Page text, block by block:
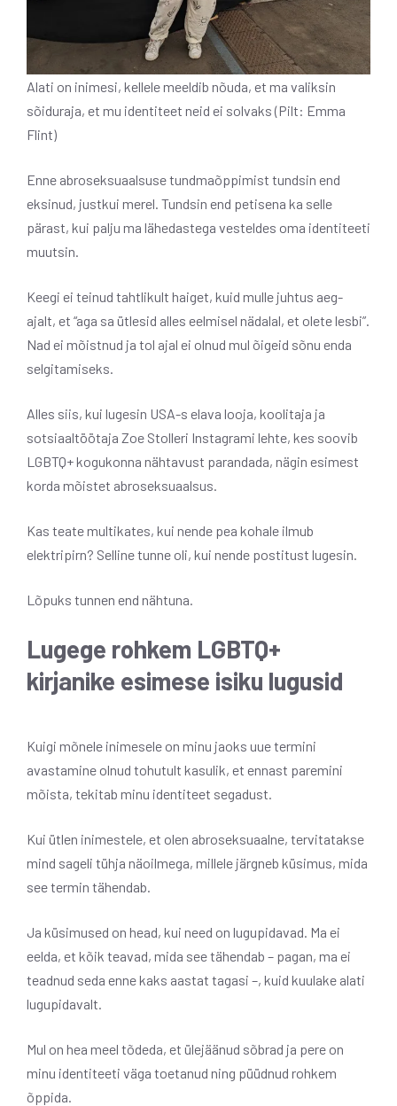
Alati on inimesi, kellele meeldib nõuda, et ma valiksin
sõiduraja, et mu identiteet neid ei solvaks (Pilt: Emma
Flint)
Enne abroseksuaalsuse tundmaõppimist tundsin end
eksinud, justkui merel. Tundsin end petisena ka selle
pärast, kui palju ma lähedastega vesteldes oma identiteeti
muutsin.
Keegi ei teinud tahtlikult haiget, kuid mulle juhtus aeg-
ajalt, et “aga sa ütlesid alles eelmisel nädalal, et olete lesbi”.
Nad ei mõistnud ja tol ajal ei olnud mul õigeid sõnu enda
selgitamiseks.
Alles siis, kui lugesin USA-s elava looja, koolitaja ja
sotsiaaltöötaja Zoe Stolleri Instagrami lehte, kes soovib
LGBTQ+ kogukonna nähtavust parandada, nägin esimest
korda mõistet abroseksuaalsus.
Kas teate multikates, kui nende pea kohale ilmub
elektripirn? Selline tunne oli, kui nende postitust lugesin.
Lõpuks tunnen end nähtuna.
Lugege rohkem LGBTQ+
kirjanike esimese isiku lugusid
Kuigi mõnele inimesele on minu jaoks uue termini
avastamine olnud tohutult kasulik, et ennast paremini
mõista, tekitab minu identiteet segadust.
Kui ütlen inimestele, et olen abroseksuaalne, tervitatakse
mind sageli tühja näoilmega, millele järgneb küsimus, mida
see termin tähendab.
Ja küsimused on head, kui need on lugupidavad. Ma ei
eelda, et kõik teavad, mida see tähendab – pagan, ma ei
teadnud seda enne kaks aastat tagasi –, kuid kuulake alati
lugupidavalt.
Mul on hea meel tõdeda, et ülejäänud sõbrad ja pere on
minu identiteeti väga toetanud ning püüdnud rohkem
õppida.